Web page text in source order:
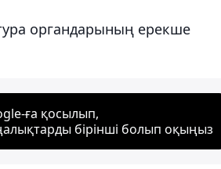
органдарының ерекше
ға қосылып,
бірінші болып оқыңыз